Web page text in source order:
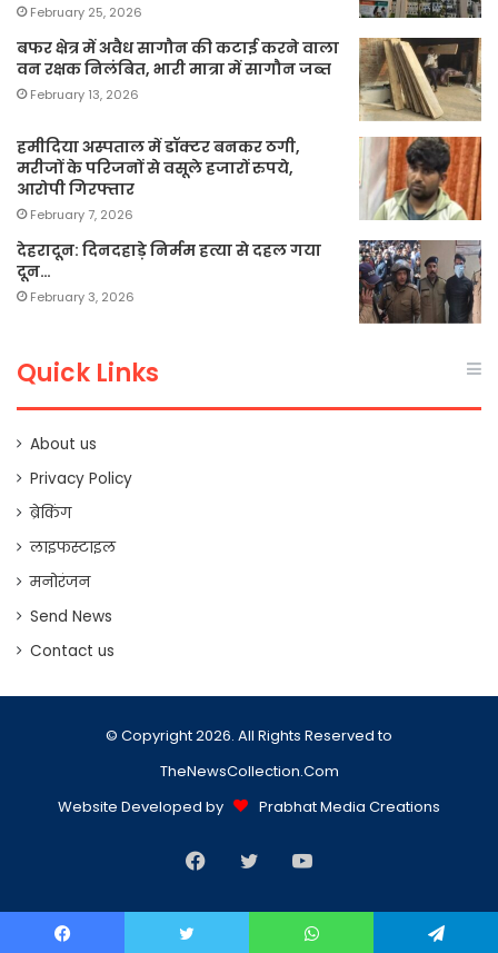
February 25, 2026
बफर क्षेत्र में अवैध सागौन की कटाई करने वाला
वन रक्षक निलंबित, भारी मात्रा में सागौन जब्त
February 13, 2026
हमीदिया अस्पताल में डॉक्टर बनकर ठगी,
मरीजों के परिजनों से वसूले हजारों रुपये,
आरोपी गिरफ्तार
February 7, 2026
देहरादून: दिनदहाड़े निर्मम हत्या से दहल गया
दून…
February 3, 2026
Quick Links
About us
Privacy Policy
ब्रेकिंग
लाइफस्टाइल
मनोरंजन
Send News
Contact us
© Copyright 2026. All Rights Reserved to
TheNewsCollection.Com
Website Developed by
Prabhat Media Creations
Facebook
TwitterYouTube